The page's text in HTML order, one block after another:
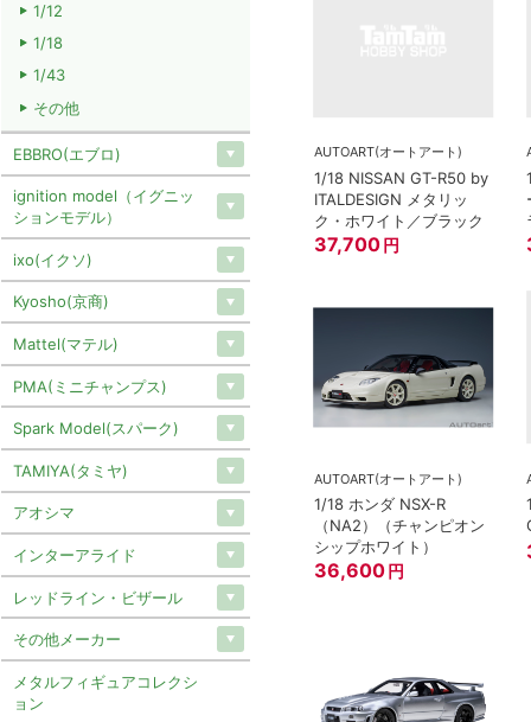
AUTOART(オートアート)
1/18 NISSAN GT-R50 by
ITALDESIGN メタリッ
ク・ホワイト／ブラック
37,700 円
AUTOART(オートアート)
1/18 ホンダ NSX-R
（NA2）（チャンピオン
シップホワイト）
36,600 円
1/12
1/18
1/43
その他
EBBRO(エブロ)
ignition model（イグニッ
ションモデル）
ixo(イクソ)
Kyosho(京商)
Mattel(マテル)
PMA(ミニチャンプス)
Spark Model(スパーク)
TAMIYA(タミヤ)
アオシマ
インターアライド
レッドライン・ビザール
その他メーカー
メタルフィギュアコレクシ
ョン